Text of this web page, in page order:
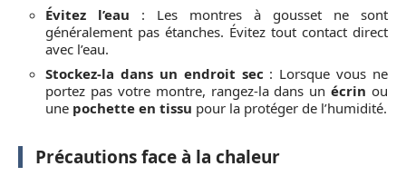
Évitez l’eau : Les montres à gousset ne sont
généralement pas étanches. Évitez tout contact direct
avec l’eau.
Stockez-la dans un endroit sec : Lorsque vous ne
portez pas votre montre, rangez-la dans unécrin ou
une pochette en tissu pour la protéger de l’humidité.
Précautions face à la chaleur